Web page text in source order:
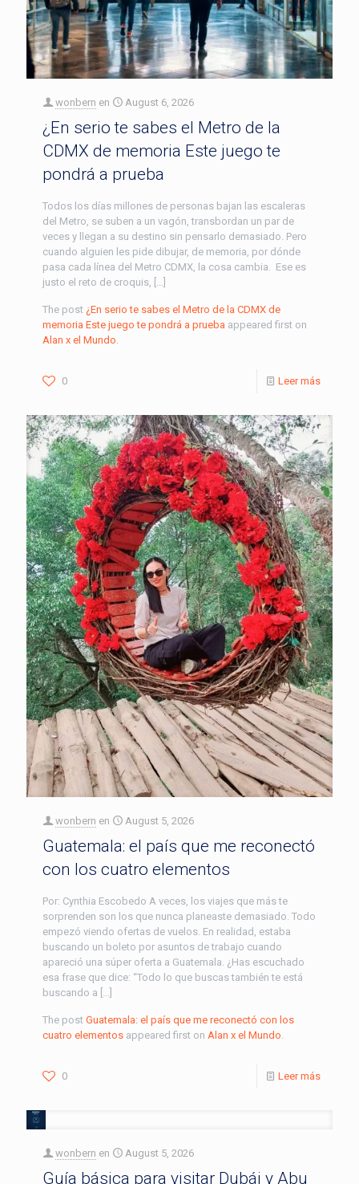
wonbern en August 6, 2026
¿En serio te sabes el Metro de la
CDMX de memoria Este juego te
pondrá a prueba
Todos los días millones de personas bajan las escaleras
del Metro, se suben a un vagón, transbordan un par de
veces y llegan a su destino sin pensarlo demasiado. Pero
cuando alguien les pide dibujar, de memoria, por dónde
pasa cada línea del Metro CDMX, la cosa cambia. Ese es
justo el reto de croquis, […]
The post ¿En serio te sabes el Metro de la CDMX de
memoria Este juego te pondrá a prueba appeared first on
Alan x el Mundo
0 Leer más
wonbern en August 5, 2026
Guatemala: el país que me reconectó
con los cuatro elementos
Por: Cynthia Escobedo A veces, los viajes que más te
sorprenden son los que nunca planeaste demasiado. Todo
empezó viendo ofertas de vuelos. En realidad, estaba
buscando un boleto por asuntos de trabajo cuando
apareció una súper oferta a Guatemala. ¿Has escuchado
esa frase que dice: “Todo lo que buscas también te está
buscando a […]
The post Guatemala: el país que me reconectó con los
cuatro elementos appeared first on Alan x el Mundo.
0 Leer más
wonbern en August 5, 2026
Guía básica para visitar Dubái y Abu